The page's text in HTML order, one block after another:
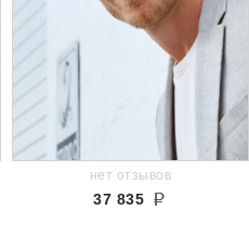
нет отзывов
37 835